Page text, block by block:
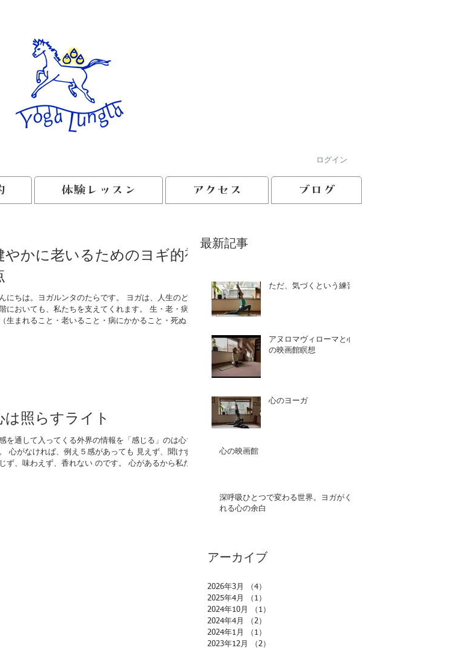
ログイン
体験レッスン アクセス ブログ
やかに老いるためのヨギ的視
にちは。ヨガルンタのたらです。 ヨガは、人生のどの
においても、私たちを支えてくれます。 生・老・病・
生まれること・老いること・病にかかること・死ぬこ
は照らすライト
を通して入ってくる外界の情報を「感じる」のは心で
心がなければ、例え５感があっても 見えず、聞けず、
、味わえず、香れない のです。 心があるから私たち
最新記事
ただ、気づくという練習
アヌロマヴィローマと心
の映画館瞑想
心のヨーガ
心の映画館
深呼吸ひとつで変わる世界。ヨガがく
れる心の余白
アーカイブ
2026年3月 （4）
2025年4月
（1）
2024年10月
（1）
2024年4月
（2）
2024年1月
（1）
2023年12月
（2）